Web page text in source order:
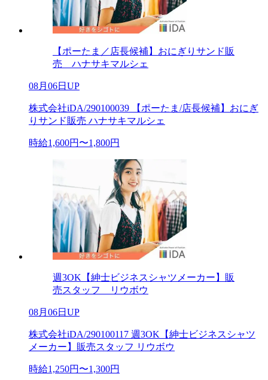
【ポーたま／店長候補】おにぎりサンド販
売 ハナサキマルシェ
08月06日UP
株式会社iDA/290100039 【ポーたま/店長候補】おにぎ
りサンド販売 ハナサキマルシェ
時給1,600円〜1,800円
週3OK【紳士ビジネスシャツメーカー】販
売スタッフ リウボウ
08月06日UP
株式会社iDA/290100117 週3OK【紳士ビジネスシャツ
メーカー】販売スタッフ リウボウ
時給1,250円〜1,300円